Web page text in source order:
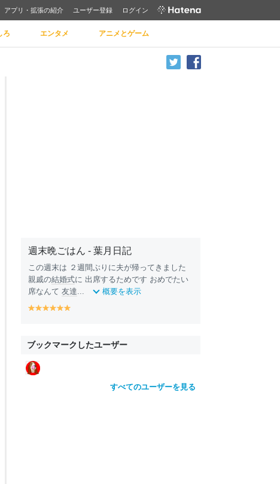
アプリ・拡張の紹介 ユーザー登録 ログイン
ろ エンタメ アニメとゲーム
週末晩ごはん - 葉月日記
この週末は ２週間ぶりに夫が帰ってきました
親戚の結婚式に 出席するためです おめでたい
席なんて 友達... 概要を表示
y
o
y
o
y
o
y
o
y
oo
ブックマークしたユーザー
すべてのユーザーを見る